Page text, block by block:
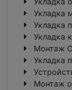
Укладка
Укладка
Укладка
Монтаж
Укладка
Монтаж